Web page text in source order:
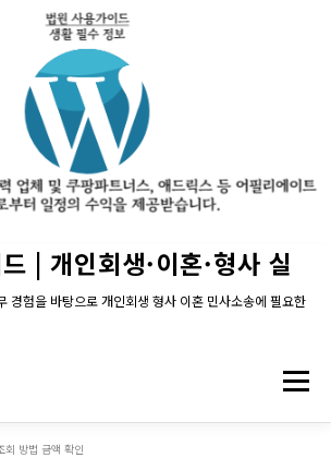
| 개인회생·이혼·형사 실
경험을 바탕으로 개인회생 형사 이혼 민사소송에 필요한
메뉴
회 방법 금액 확인